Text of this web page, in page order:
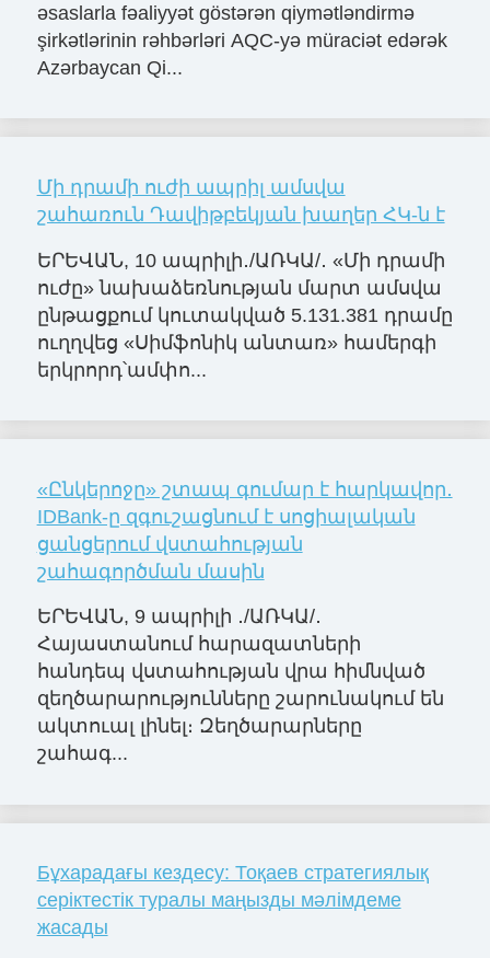
əsaslarla fəaliyyət göstərən qiymətləndirmə
şirkətlərinin rəhbərləri AQC-yə müraciət edərək
Azərbaycan Qi...
Մի դրամի ուժի ապրիլ ամսվա
շահառուն Դավիթբեկյան խաղեր ՀԿ-ն է
ԵՐԵՎԱՆ, 10 ապրիլի․/ԱՌԿԱ/․ «Մի դրամի
ուժը» նախաձեռնության մարտ ամսվա
ընթացքում կուտակված 5.131.381 դրամը
ուղղվեց «Սիմֆոնիկ անտառ» համերգի
երկրորդ՝ամփո...
«Ընկերոջը» շտապ գումար է հարկավոր․
IDBank-ը զգուշացնում է սոցիալական
ցանցերում վստահության
շահագործման մասին
ԵՐԵՎԱՆ, 9 ապրիլի ․/ԱՌԿԱ/․
Հայաստանում հարազատների
հանդեպ վստահության վրա հիմնված
զեղծարարությունները շարունակում են
ակտուալ լինել։ Զեղծարարները
շահագ...
Бұхарадағы кездесу: Тоқаев стратегиялық
серіктестік туралы маңызды мәлімдеме
жасады